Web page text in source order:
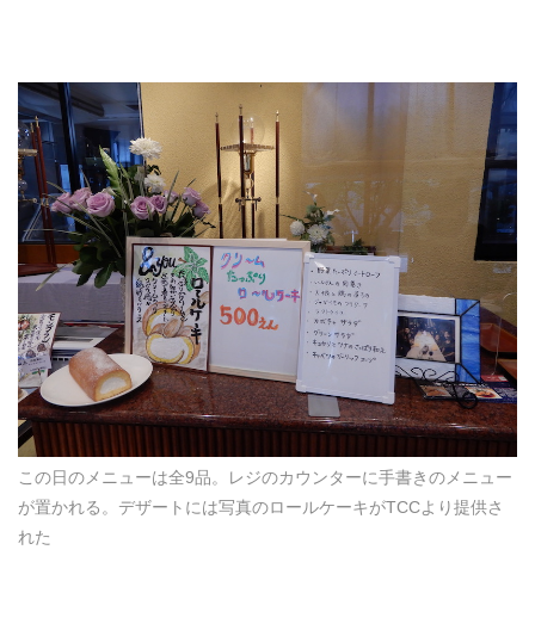
この日のメニューは全9品。レジのカウンターに手書きのメニュー
が置かれる。デザートには写真のロールケーキがTCCより提供さ
れた